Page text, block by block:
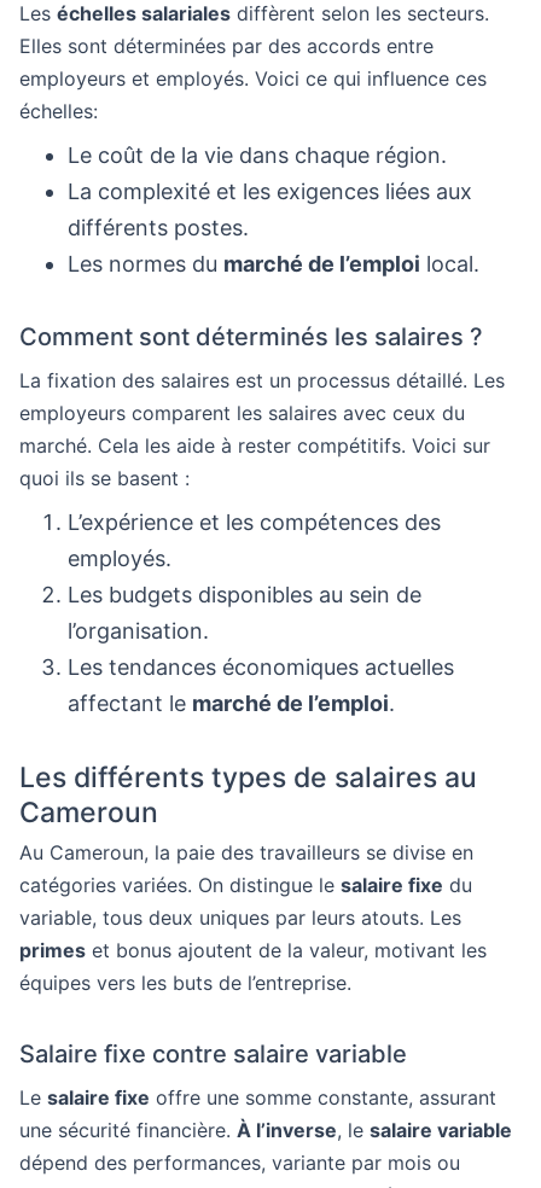
Les échelles salariales diffèrent selon les secteurs.
Elles sont déterminées par des accords entre
employeurs et employés. Voici ce qui influence ces
échelles:
Le coût de la vie dans chaque région.
La complexité et les exigences liées aux
différents postes.
Les normes du marché de l’emploi local.
Comment sont déterminés les salaires ?
La fixation des salaires est un processus détaillé. Les
employeurs comparent les salaires avec ceux du
marché. Cela les aide à rester compétitifs. Voici sur
quoi ils se basent :
L’expérience et les compétences des
employés.
Les budgets disponibles au sein de
l’organisation.
Les tendances économiques actuelles
affectant le marché de l’emploi.
Les différents types de salaires au
Cameroun
Au Cameroun, la paie des travailleurs se divise en
catégories variées. On distingue le salaire fixe du
variable, tous deux uniques par leurs atouts. Les
primes et bonus ajoutent de la valeur, motivant les
équipes vers les buts de l’entreprise.
Salaire fixe contre salaire variable
Le salaire fixe offre une somme constante, assurant
une sécurité financière. À l’inverse, le salaire variable
dépend des performances, variante par mois ou